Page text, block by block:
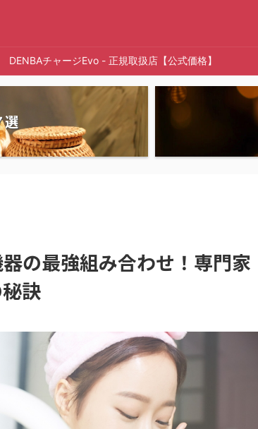
DENBAチャージEvo - 正規取扱店【公式価格】
選
の最強組み合わせ！専門家
訣